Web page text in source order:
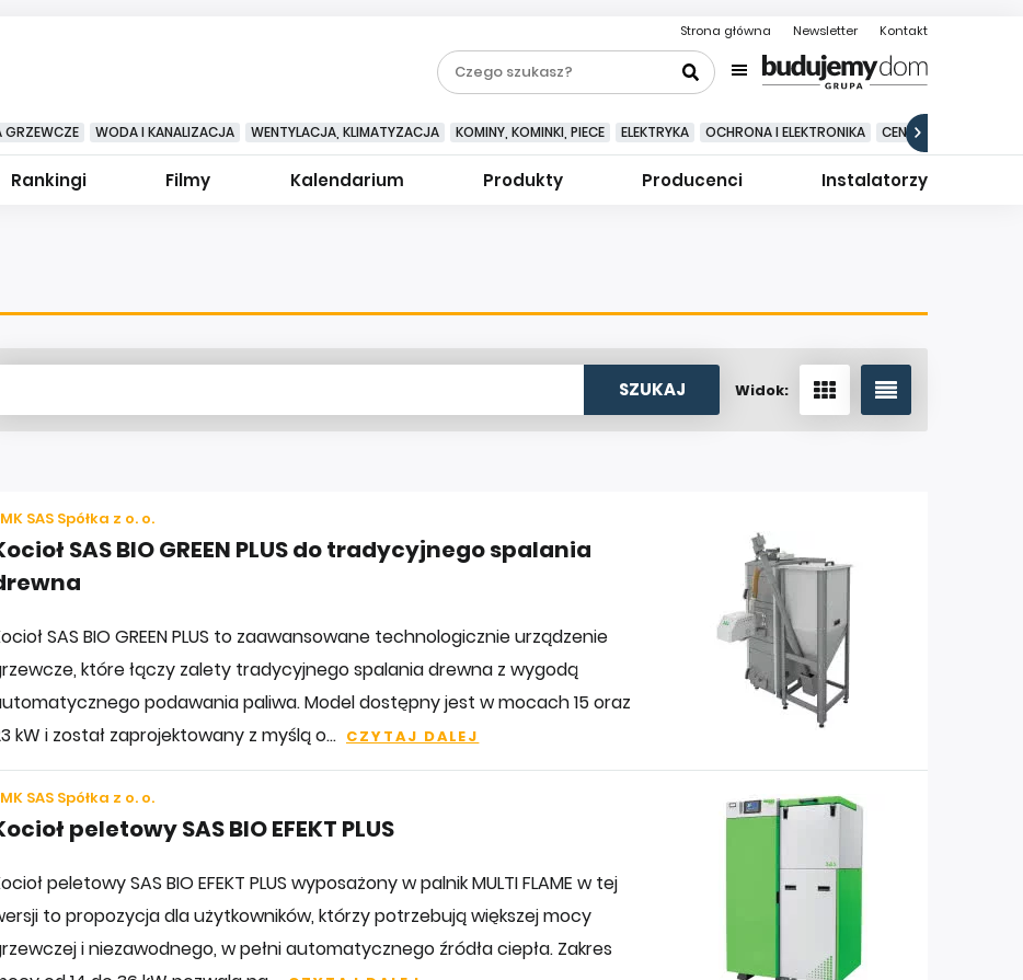
Strona główna Newsletter Kontakt
GRZEWCZE WODA I KANALIZACJA WENTYLACJA, KLIMATYZACJA KOMINY, KOMINKI, PIECE ELEKTRYKA OCHRONA I ELEKTRONIKA CENTRALNE
Rankingi Filmy Kalendarium Produkty Producenci Instalatorzy
Widok:
SAS Spółka z o. o.
SAS BIO GREEN PLUS do tradycyjnego spalania
SAS BIO GREEN PLUS to zaawansowane technologicznie urządzenie
które łączy zalety tradycyjnego spalania drewna z wygodą
podawania paliwa. Model dostępny jest w mocach 15 oraz
kW i został zaprojektowany z myślą o... CZYTAJ DALEJ
SAS Spółka z o. o.
peletowy SAS BIO EFEKT PLUS
peletowy SAS BIO EFEKT PLUS wyposażony w palnik MULTI FLAME w tej
to propozycja dla użytkowników, którzy potrzebują większej mocy
i niezawodnego, w pełni automatycznego źródła ciepła. Zakres